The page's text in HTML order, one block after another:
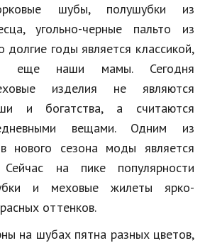
шубы, полушубки из
угольно-черные пальто из
долгие годы является классикой,
еще наши мамы. Сегодня
изделия не являются
и богатства, а считаются
вещами. Одним из
нового сезона моды является
на пике популярности
и меховые жилеты ярко-
оттенков.
на шубах пятна разных цветов,